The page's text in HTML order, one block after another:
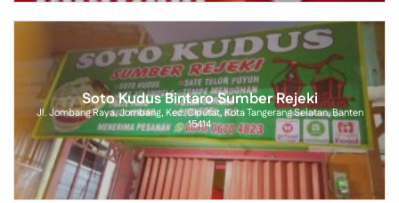
Soto Kudus Bintaro Sumber Rejeki
Jl. Jombang Raya, Jombang, Kec. Ciputat, Kota Tangerang Selatan, Banten
15414